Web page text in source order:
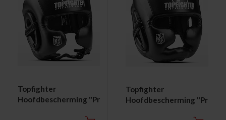
Topfighter
Hoofdbescherming "Pro
Topfighter
Hoofdbescherming "Pro